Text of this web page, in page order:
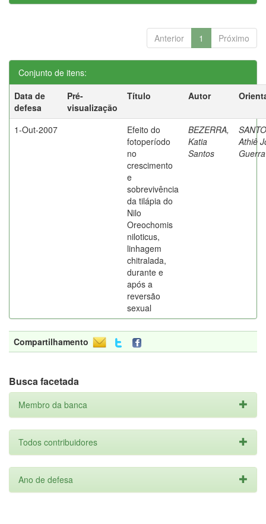
Anterior 1 Próximo
Conjunto de itens:
Data de
defesa
Pré-
visualização
Título Autor
1-Out-2007
Efeito do
fotoperíodo
no
crescimento
e
sobrevivência
da tilápia do
Nilo
Oreochomis
niloticus,
linhagem
chitralada,
durante e
após a
reversão
sexual
BEZERRA,
Katia
Santos
Athiê
Guerra
Compartilhamento
Busca facetada
Membro da banca
Todos contribuidores
Ano de defesa